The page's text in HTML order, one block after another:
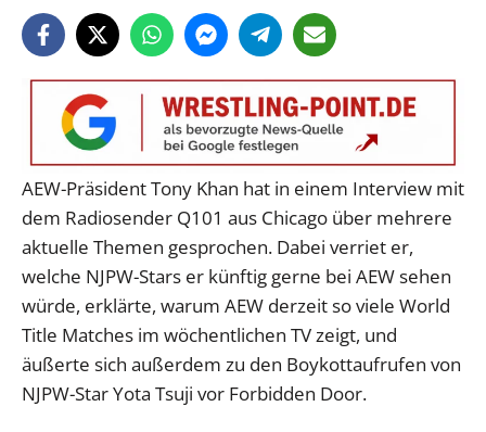
AEW-Präsident Tony Khan hat in einem Interview mit
dem Radiosender Q101 aus Chicago über mehrere
aktuelle Themen gesprochen. Dabei verriet er,
welche NJPW-Stars er künftig gerne bei AEW sehen
würde, erklärte, warum AEW derzeit so viele World
Title Matches im wöchentlichen TV zeigt, und
äußerte sich außerdem zu den Boykottaufrufen von
NJPW-Star Yota Tsuji vor Forbidden Door.